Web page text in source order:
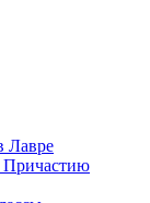
Лавре
Причастию